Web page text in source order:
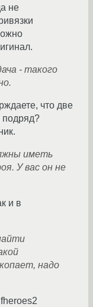
не
- такого
что две
подряд?
иметь
У вас он не
и в
надо